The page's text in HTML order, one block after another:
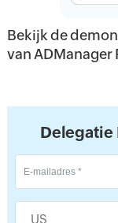
Bekijk de
van ADManager
Delegatie
US